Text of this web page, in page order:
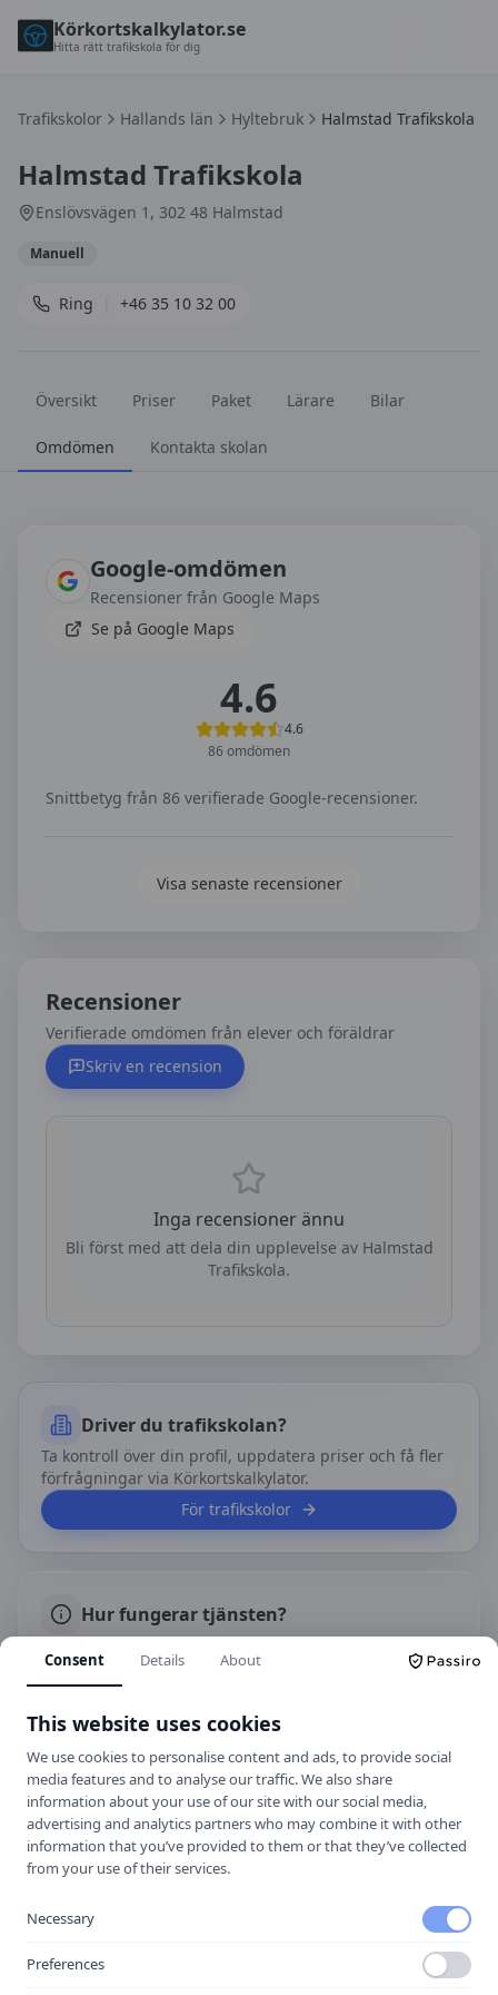
Körkortskalkylator.se
Hitta rätt trafikskola för dig
Trafikskolor Hallands län Hyltebruk Halmstad Trafikskola
Halmstad Trafikskola
Enslövsvägen 1, 302 48 Halmstad
Manuell
Ring +46 35 10 32 00
Översikt Priser Paket Lärare Bilar
Omdömen Kontakta skolan
Google-omdömen
Recensioner från Google Maps
Se på Google Maps
4.6
4.6
86 omdömen
Snittbetyg från 86 verifierade Google-recensioner.
Visa senaste recensioner
Recensioner
Verifierade omdömen från elever och föräldrar
Skriv en recension
Inga recensioner ännu
Bli först med att dela din upplevelse av Halmstad
Trafikskola.
Driver du trafikskolan?
Ta kontroll över din profil, uppdatera priser och få fler
förfrågningar via Körkortskalkylator.
För trafikskolor
Hur fungerar tjänsten?
och håller informationen aktuell.
Kontakt
Enslövsvägen 1, 302 48 Halmstad
+46 35 10 32 00
Consent Details About
This website uses cookies
We use cookies to personalise content and ads, to provide social
media features and to analyse our traffic. We also share
information about your use of our site with our social media,
advertising and analytics partners who may combine it with other
information that you’ve provided to them or that they’ve collected
from your use of their services.
Necessary
Preferences